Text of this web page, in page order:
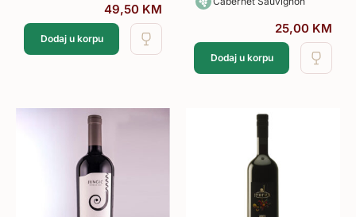
49,50 KM
Dodaj u korpu
25,00 KM
Dodaj u korpu